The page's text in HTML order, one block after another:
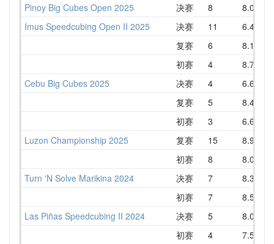
Pinoy Big Cubes Open 2025
决赛 8 8.05
Imus Speedcubing Open II 2025
决赛 11 6.47
复赛
6
8.14
初赛
4
8.74
Cebu Big Cubes 2025
决赛 4
6.63
复赛
5
8.40
初赛
3
6.61
Luzon Championship 2025
复赛 15
8.96
初赛
8
8.02
Turn 'N Solve Marikina 2024
决赛 7 8.35
初赛
7
8.50
Las Piñas Speedcubing II 2024
决赛 5
8.02
初赛
4 7.54